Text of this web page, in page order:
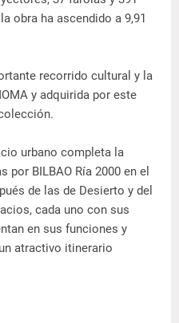
obra ha ascendido a 9,91
recorrido cultural y la
y adquirida por este
urbano completa la
por BILBAO Ría 2000 en el
de las de Desierto y del
cada uno con sus
en sus funciones y
atractivo itinerario